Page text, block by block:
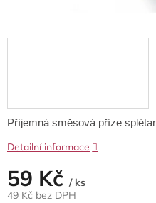
59 Kč / ks
49 Kč bez DPH
Příjemná směsová příze
Detailní informace